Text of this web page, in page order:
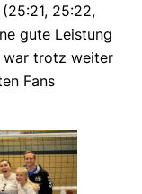
25:22,
gute Leistung
war trotz weiter
Fans